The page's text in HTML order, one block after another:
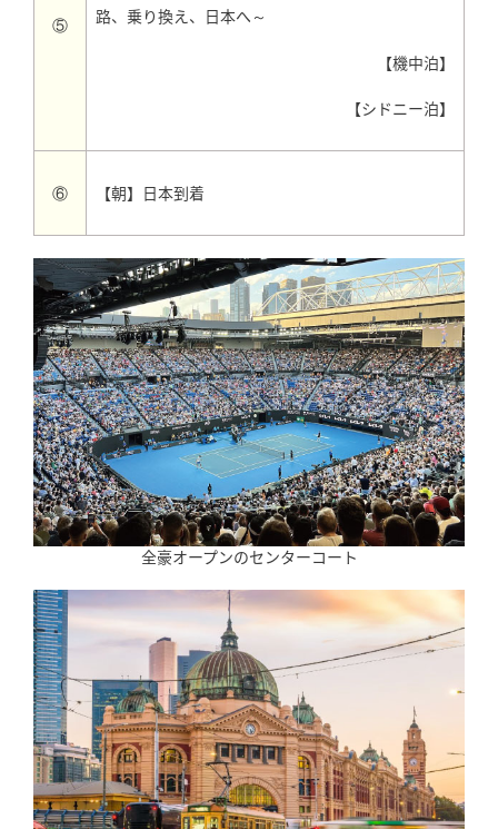
⑤
路、乗り換え、日本へ～
【機中泊】
【シドニー泊】
⑥ 【朝】日本到着
全豪オープンのセンターコート